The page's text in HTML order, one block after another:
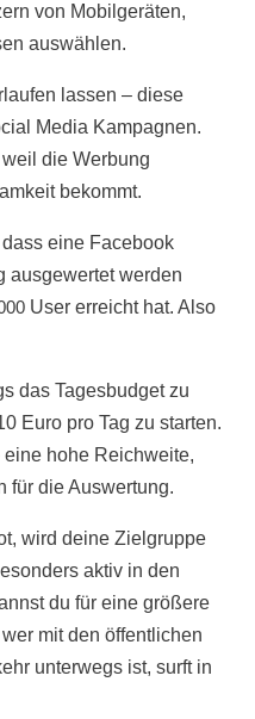
von Mobilgeräten,
auswählen.
lassen – diese
Media Kampagnen.
die Werbung
bekommt.
dass eine Facebook
ausgewertet werden
User erreicht hat. Also
das Tagesbudget zu
Euro pro Tag zu starten.
eine hohe Reichweite,
für die Auswertung.
wird deine Zielgruppe
aktiv in den
du für eine größere
mit den öffentlichen
unterwegs ist, surft in